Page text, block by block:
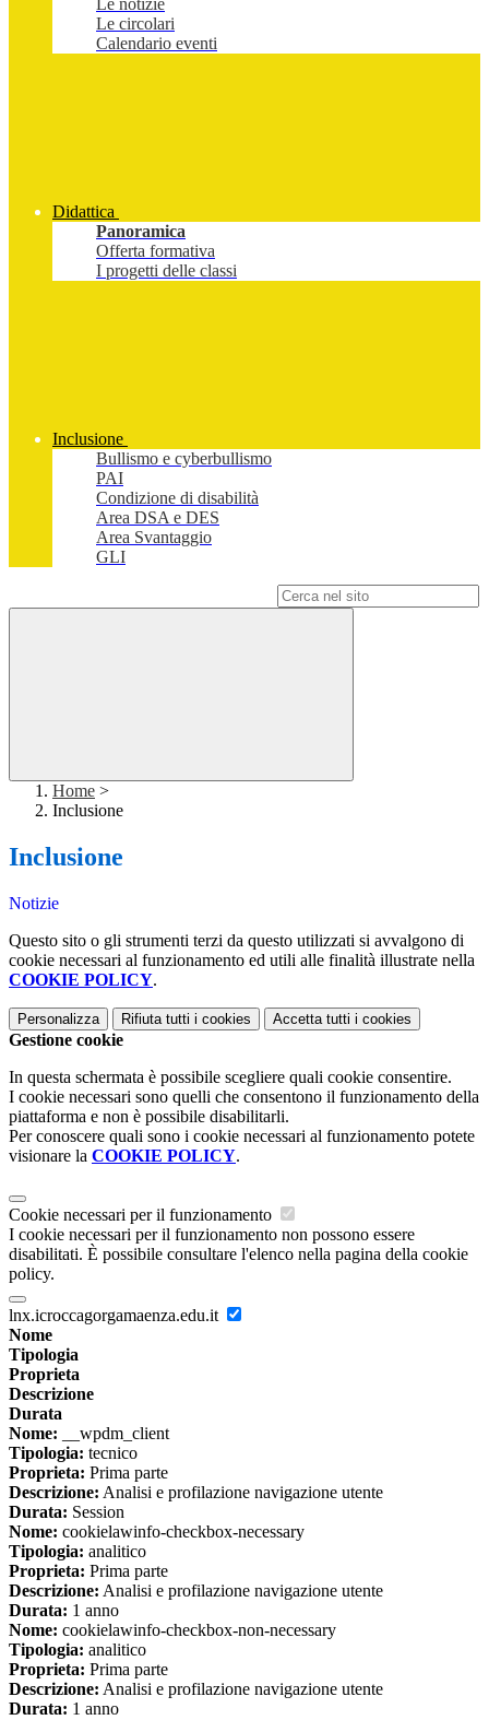
Le notizie
Le circolari
Calendario eventi
Didattica
Panoramica
Offerta formativa
I progetti delle classi
Inclusione
Bullismo e cyberbullismo
PAI
Condizione di disabilità
Area DSA e DES
Area Svantaggio
GLI
Home >
Inclusione
Inclusione
Notizie
Questo sito o gli strumenti terzi da questo utilizzati si avvalgono di
cookie necessari al funzionamento ed utili alle finalità illustrate nella
COOKIE POLICY.
Personalizza Rifiuta tutti i cookies Accetta tutti i cookies
Gestione cookie
In questa schermata è possibile scegliere quali cookie consentire.
I cookie necessari sono quelli che consentono il funzionamento della
piattaforma e non è possibile disabilitarli.
Per conoscere quali sono i cookie necessari al funzionamento potete
visionare la COOKIE POLICY.
Cookie necessari per il funzionamento
I cookie necessari per il funzionamento non possono essere
disabilitati. È possibile consultare l'elenco nella pagina della cookie
policy.
lnx.icroccagorgamaenza.edu.it
Nome
Tipologia
Proprieta
Descrizione
Durata
Nome: __wpdm_client
Tipologia: tecnico
Proprieta: Prima parte
Descrizione: Analisi e profilazione navigazione utente
Durata: Session
Nome: cookielawinfo-checkbox-necessary
Tipologia: analitico
Proprieta: Prima parte
Descrizione: Analisi e profilazione navigazione utente
Durata: 1 anno
Nome: cookielawinfo-checkbox-non-necessary
Tipologia: analitico
Proprieta: Prima parte
Descrizione: Analisi e profilazione navigazione utente
Durata: 1 anno